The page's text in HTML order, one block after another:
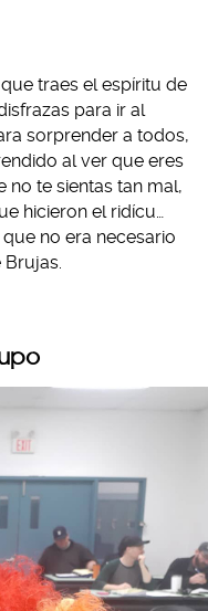
traes el espíritu de
para ir al
sorprender a todos,
al ver que eres
no te sientas tan mal,
hicieron el ridícu…
no era necesario